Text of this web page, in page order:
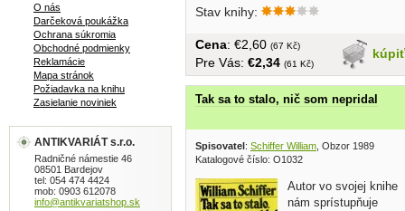
Stav knihy:
kúpiť
Cena: €2,60 (67 Kč)
Pre Vás: €2,34 (61 Kč)
Tak sa to stalo, nič som nepridal
Spisovatel: Schiffer William , Obzor 1989
Katalogové číslo: O1032
Autor vo svojej knihe
nám sprístupňuje
O nás
Darčeková poukážka
Ochrana súkromia
Obchodné podmienky
Reklamácie
Mapa stránok
Požiadavka na knihu
Zasielanie noviniek
ANTIKVARIÁT s.r.o.
Radničné námestie 46
08501 Bardejov
tel: 054 474 4424
mob: 0903 612078
info@antikvariatshop.sk